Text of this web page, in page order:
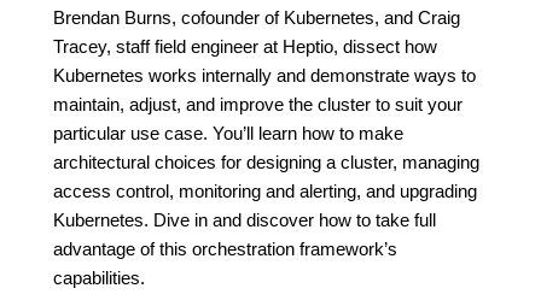
Brendan Burns, cofounder of Kubernetes, and Craig
Tracey, staff field engineer at Heptio, dissect how
Kubernetes works internally and demonstrate ways to
maintain, adjust, and improve the cluster to suit your
particular use case. You’ll learn how to make
architectural choices for designing a cluster, managing
access control, monitoring and alerting, and upgrading
Kubernetes. Dive in and discover how to take full
advantage of this orchestration framework’s
capabilities.